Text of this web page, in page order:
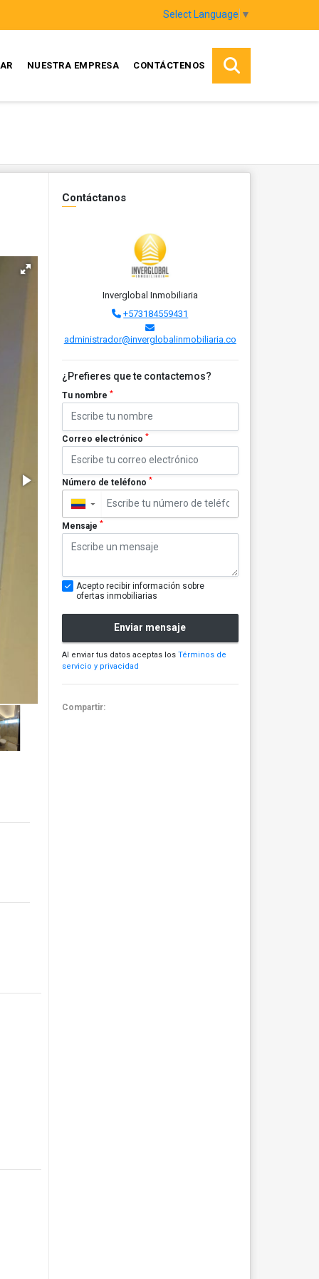
Select Language ▼
NUESTRA EMPRESA CONTÁCTENOS
Contáctanos
Inverglobal Inmobiliaria
+573184559431
administrador@inverglobalinmobiliaria.co
¿Prefieres que te contactemos?
Tu nombre *
Correo electrónico *
Número de teléfono *
▼
Mensaje *
Acepto recibir información sobre
ofertas inmobiliarias
Enviar mensaje
Al enviar tus datos aceptas los Términos de
servicio y privacidad
Compartir: